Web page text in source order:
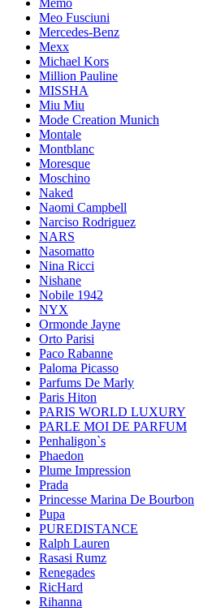
Meo Fusciuni
Mercedes-Benz
Mexx
Michael Kors
Million Pauline
MISSHA
Miu Miu
Mode Creation Munich
Montale
Montblanc
Moresque
Moschino
Naked
Naomi Campbell
Narciso Rodriguez
NARS
Nasomatto
Nina Ricci
Nishane
Nobile 1942
NYX
Ormonde Jayne
Orto Parisi
Paco Rabanne
Paloma Picasso
Parfums De Marly
Paris Hiton
PARIS WORLD LUXURY
PARLE MOI DE PARFUM
Penhaligon`s
Phaedon
Plume Impression
Prada
Princesse Marina De Bourbon
Pupa
PUREDISTANCE
Ralph Lauren
Rasasi Rumz
Renegades
RicHard
Rihanna